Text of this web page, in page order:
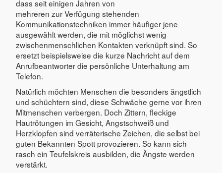
dass seit einigen Jahren von
mehreren zur Verfügung stehenden
Kommunikationstechniken immer häufiger jene
ausgewählt werden, die mit möglichst wenig
zwischenmenschlichen Kontakten verknüpft sind. So
ersetzt beispielsweise die kurze Nachricht auf dem
Anrufbeantworter die persönliche Unterhaltung am
Telefon.
Natürlich möchten Menschen die besonders ängstlich
und schüchtern sind, diese Schwäche gerne vor ihren
Mitmenschen verbergen. Doch Zittern, fleckige
Hautrötungen im Gesicht, Angstschweiß und
Herzklopfen sind verräterische Zeichen, die selbst bei
guten Bekannten Spott provozieren. So kann sich
rasch ein Teufelskreis ausbilden, die Ängste werden
verstärkt.